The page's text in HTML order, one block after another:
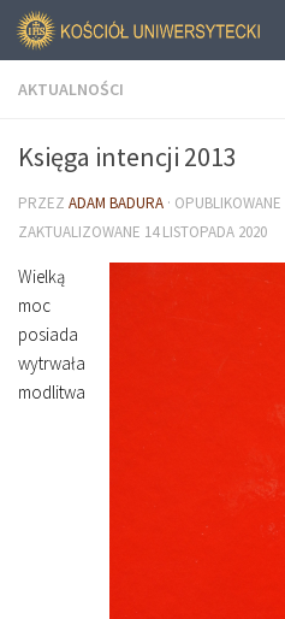
AKTUALNOŚCI
Księga intencji 2013
PRZEZ ADAM BADURA · OPUBLIKOWANE
ZAKTUALIZOWANE 14 LISTOPADA 2020
Wielką
moc
posiada
wytrwała
modlitwa